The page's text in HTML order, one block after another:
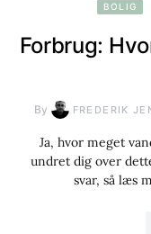
BOLIG
Forbrug:
By FREDERIK
Ja, hvor meget
undret dig over
svar, så læs